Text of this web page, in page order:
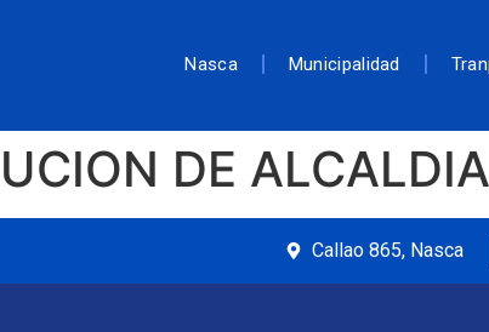
Nasca Municipalidad
DE
Callao 865, Nasca